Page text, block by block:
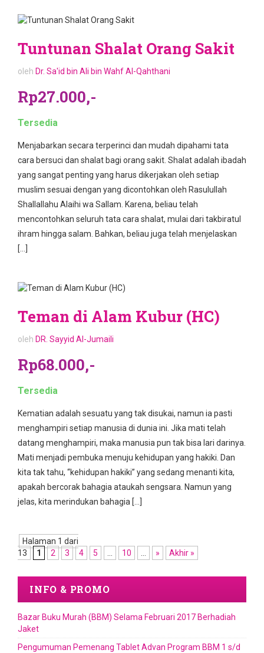
Tuntunan Shalat Orang Sakit
oleh Dr. Sa'id bin Ali bin Wahf Al-Qahthani
Rp27.000,-
Tersedia
Menjabarkan secara terperinci dan mudah dipahami tata
cara bersuci dan shalat bagi orang sakit. Shalat adalah ibadah
yang sangat penting yang harus dikerjakan oleh setiap
muslim sesuai dengan yang dicontohkan oleh Rasulullah
Shallallahu Alaihi wa Sallam. Karena, beliau telah
mencontohkan seluruh tata cara shalat, mulai dari takbiratul
ihram hingga salam. Bahkan, beliau juga telah menjelaskan
[…]
Teman di Alam Kubur (HC)
oleh DR. Sayyid Al-Jumaili
Rp68.000,-
Tersedia
Kematian adalah sesuatu yang tak disukai, namun ia pasti
menghampiri setiap manusia di dunia ini. Jika mati telah
datang menghampiri, maka manusia pun tak bisa lari darinya.
Mati menjadi pembuka menuju kehidupan yang hakiki. Dan
kita tak tahu, “kehidupan hakiki” yang sedang menanti kita,
apakah bercorak bahagia ataukah sengsara. Namun yang
jelas, kita merindukan bahagia […]
Halaman 1 dari
13
1 2 3 4 5 10 » Akhir »
INFO & PROMO
Bazar Buku Murah (BBM) Selama Februari 2017 Berhadiah
Jaket
Pengumuman Pemenang Tablet Advan Program BBM 1 s/d